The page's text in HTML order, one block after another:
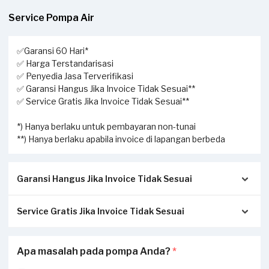
Service Pompa Air
✅Garansi 60 Hari*
✅ Harga Terstandarisasi
✅ Penyedia Jasa Terverifikasi
✅ Garansi Hangus Jika Invoice Tidak Sesuai**
✅ Service Gratis Jika Invoice Tidak Sesuai**
*) Hanya berlaku untuk pembayaran non-tunai
**) Hanya berlaku apabila invoice di lapangan berbeda
Garansi Hangus Jika Invoice Tidak Sesuai
Pastikan kwitansi/invoice yang diterbitkan dari Sejasa
Invoice akan dikirimkan via Email / Whatsapp.
Jika tidak sesuai, garansi akan hangus.
Service Gratis Jika Invoice Tidak Sesuai
pengerjaan service di lapangan dengan transaksi yang
Apa masalah pada pompa Anda? *